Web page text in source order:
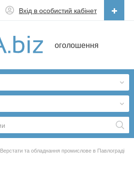
оголошення
Вхід в особистий кабінет
Верстати та обладнання промислове в Павлограді